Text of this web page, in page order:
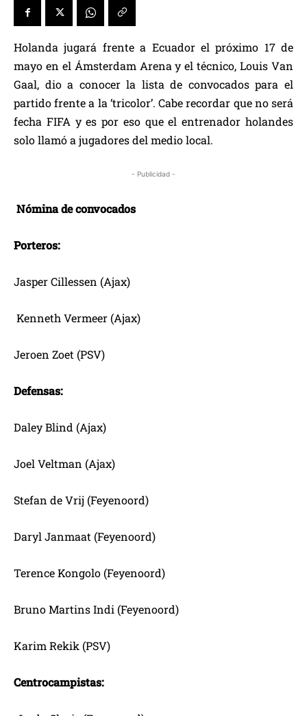
Holanda jugará frente a Ecuador el próximo 17 de
mayo en el Ámsterdam Arena y el técnico, Louis Van
Gaal, dio a conocer la lista de convocados para el
partido frente a la ‘tricolor’. Cabe recordar que no será
fecha FIFA y es por eso que el entrenador holandes
solo llamó a jugadores del medio local.
- Publicidad -
Nómina de convocados
Porteros:
Jasper Cillessen (Ajax)
Kenneth Vermeer (Ajax)
Jeroen Zoet (PSV)
Defensas:
Daley Blind (Ajax)
Joel Veltman (Ajax)
Stefan de Vrij (Feyenoord)
Daryl Janmaat (Feyenoord)
Terence Kongolo (Feyenoord)
Bruno Martins Indi (Feyenoord)
Karim Rekik (PSV)
Centrocampistas: